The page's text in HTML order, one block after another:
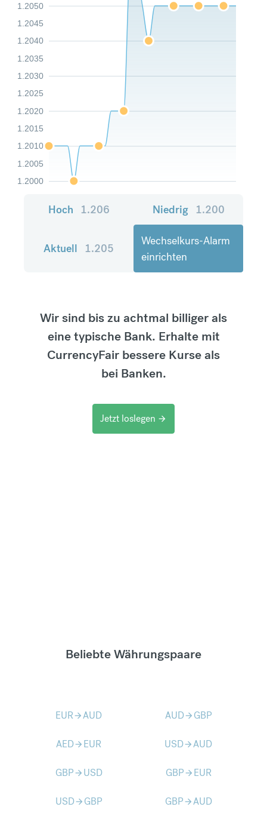
1.2000
1.2005
1.2010
1.2015
1.2020
1.2025
1.2030
1.2035
1.2040
1.2045
1.2050
Hoch 1.206 Niedrig 1.200
Aktuell 1.205
Wechselkurs-Alarm
einrichten
Wir sind bis zu achtmal billiger als
eine typische Bank. Erhalte mit
CurrencyFair bessere Kurse als
bei Banken.
Jetzt loslegen arrow_forward
Beliebte Währungspaare
EURarrow_forwardAUD AUDarrow_forward GBP
AEDarrow_forward EUR USDarrow_forwardAUD
GBParrow_forward USD GBParrow_forward EUR
USDarrow_forward GBP GBParrow_forwardAUD